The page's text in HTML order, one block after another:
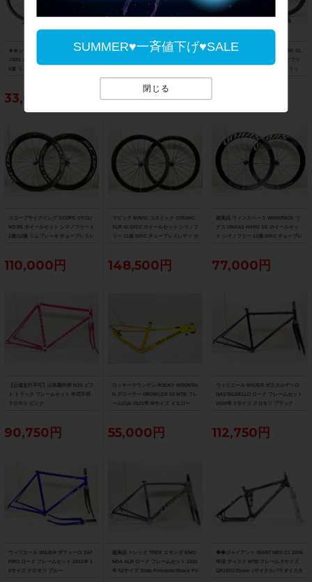
SUMMER♥一斉値下げ♥SALE
閉じる
★★シマノ SHIMANO DURA-ACE WH
-7801 ホイールセット カーボン 700C 1
0速 リムブレーキ チューブラー シマノ
33,000円
★★ボントレガー BONTRAGER トリ
ーブラー （サイクルパラダイス山口よ
22,000円
▼▼美品 マビック MAVIC COSMIC SL
R 45 ホイール 前後 セット シマノフリ
ー 11速 チューブレスレディ セラミッ
269,500円
スコープサイクリング SCOPE CYCLI
NG R5 ホイールセット シマノフリー 1
1速/12速 リムブレーキ チューブレスレ
110,000円
マビック MAVIC コスミック COSMIC
SLR 45 DISC ホイールセット シマノフ
リー 11速 DISC チューブレスレディ カ
148,500円
超美品 ウィンスペース WINSPACE ウ
ナス UNAAS HARD SE ホイールセッ
ト シマノフリー 11速 DISC チューブレ
77,000円
【公道走行不可】山本製作所 NJS ピス
ト トラック フレームセット 年式不明
クロモリ ピンク
90,750円
ロッキーマウンテン ROCKY MOUNTAI
N グローラー GROWLER 50 MTB フレ
ームのみ 2021年 Mサイズ イエロー
55,000円
ウィリエール WILIER ガスタルデッロ
GASTALDELLO ロード フレームセット
2020年 Sサイズ クロモリ ブラック
112,750円
ウィリエール WILIER ザフィーロ ZAF
FIRO ロード フレームセット 2022年 5
0サイズ クロモリ ブルー
超美品 トレック TREK エモンダ EMO
NDA ALR ロード フレームセット 2026
年 52サイズ Slate Prismatic/Black Pri
◆◆ジャイアント GIANT NRS C1 2005
年頃 ディスク MTB フレーム Sサイズ
QR100/135mm（サイクルパラダイス大